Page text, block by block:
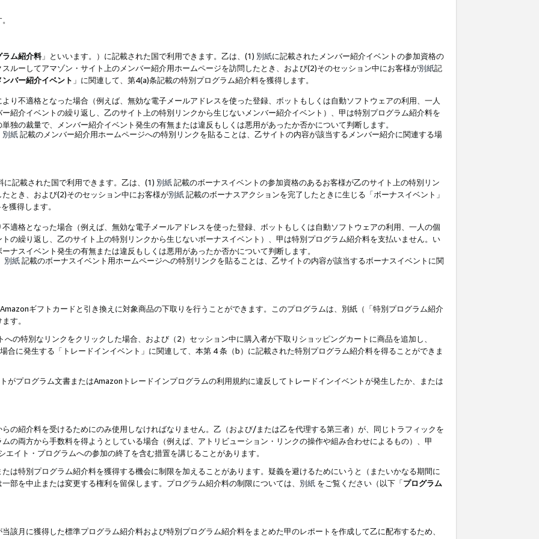
ラム紹介料」といいます。）に記載された国で利用できます。乙は、(1) 別紙に記載されたメンバー紹介イベントの参加資格の
ルーしてアマゾン・サイト上のメンバー紹介用ホームページを訪問したとき、および(2)そのセッション中にお客様が別紙記
ンバー紹介イベント 」に関連して、第4(a)条記載の特別プログラム紹介料を獲得します。
り不適格となった場合（例えば、無効な電子メールアドレスを使った登録、ボットもしくは自動ソフトウェアの利用、一人
紹介イベントの繰り返し、乙のサイト上の特別リンクから生じないメンバー紹介イベント）、甲は特別プログラム紹介料を
独の裁量で、メンバー紹介イベント発生の有無または違反もしくは悪用があったか否かについて判断します。
別紙記載のメンバー紹介用ホームページへの特別リンクを貼ることは、乙サイトの内容が該当するメンバー紹介に関連する場
記載された国で利用できます。乙は、(1) 別紙記載のボーナスイベントの参加資格のあるお客様が乙のサイト上の特別リン
とき、および(2)そのセッション中にお客様が別紙記載のボーナスアクションを完了したときに生じる「ボーナスイベント」
獲得します。
適格となった場合（例えば、無効な電子メールアドレスを使った登録、ボットもしくは自動ソフトウェアの利用、一人の個
の繰り返し、乙のサイト上の特別リンクから生じないボーナスイベント）、甲は特別プログラム紹介料を支払いません。い
ナスイベント発生の有無または違反もしくは悪用があったか否かについて判断します。
別紙記載のボーナスイベント用ホームページへの特別リンクを貼ることは、乙サイトの内容が該当するボーナスイベントに関
ギフトカードと引き換えに対象商品の下取りを行うことができます。このプログラムは、別紙（「特別プログラム紹介
す。
の特別なリンクをクリックした場合、および（2）セッション中に購入者が下取りショッピングカートに商品を追加し、
合に発生する「トレードインイベント」に関連して、本第 4 条（b）に記載された特別プログラム紹介料を得ることができま
がプログラム文書またはAmazonトレードインプログラムの利用規約に違反してトレードインイベントが発生したか、または
の紹介料を受けるためにのみ使用しなければなりません。乙（および/または乙を代理する第三者）が、同じトラフィックを
の両方から手数料を得ようとしている場合（例えば、アトリビューション・リンクの操作や組み合わせによるもの）、甲
イト・プログラムへの参加の終了を含む措置を講じることがあります。
は特別プログラム紹介料を獲得する機会に制限を加えることがあります。疑義を避けるためにいうと（またいかなる期間に
部を中止または変更する権利を留保します。プログラム紹介料の制限については、 別紙 をご覧ください（以下「プログラム
該月に獲得した標準プログラム紹介料および特別プログラム紹介料をまとめた甲のレポートを作成して乙に配布するため、